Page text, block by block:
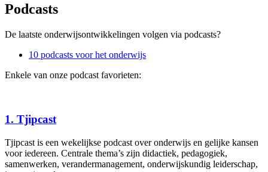
Podcasts
De laatste onderwijsontwikkelingen volgen via podcasts?
10 podcasts voor het onderwijs
Enkele van onze podcast favorieten:
1. Tjipcast
Tjipcast is een wekelijkse podcast over onderwijs en gelijke kansen
voor iedereen. Centrale thema’s zijn didactiek, pedagogiek,
samenwerken, verandermanagement, onderwijskundig leiderschap,